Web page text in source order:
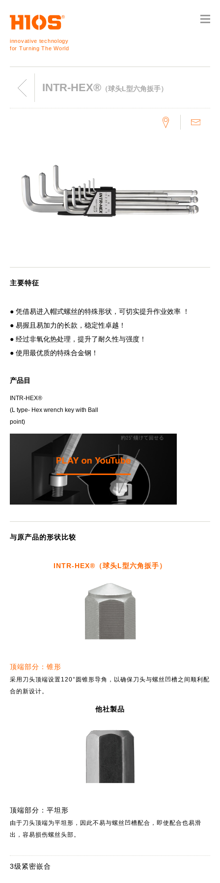
innovative technology
for Turning The World
INTR-HEX® （球头L型六角扳手）
主要特征
● 凭借易进入帽式螺丝的特殊形状，可切实提升作业效率 ！
● 易握且易加力的长款，稳定性卓越！
● 经过非氧化热处理，提升了耐久性与强度！
● 使用最优质的特殊合金钢！
产品目
INTR-HEX®
(L type- Hex wrench key with Ball
point)
与原产品的形状比较
INTR-HEX® （球头L型六角扳手）
顶端部分：锥形
采用刀头顶端设置120°圆锥形导角，以确保刀头与螺丝凹槽之间顺利配
合的新设计。
他社製品
顶端部分：平坦形
由于刀头顶端为平坦形，因此不易与螺丝凹槽配合，即使配合也易滑
出，容易损伤螺丝头部。
3级紧密嵌合